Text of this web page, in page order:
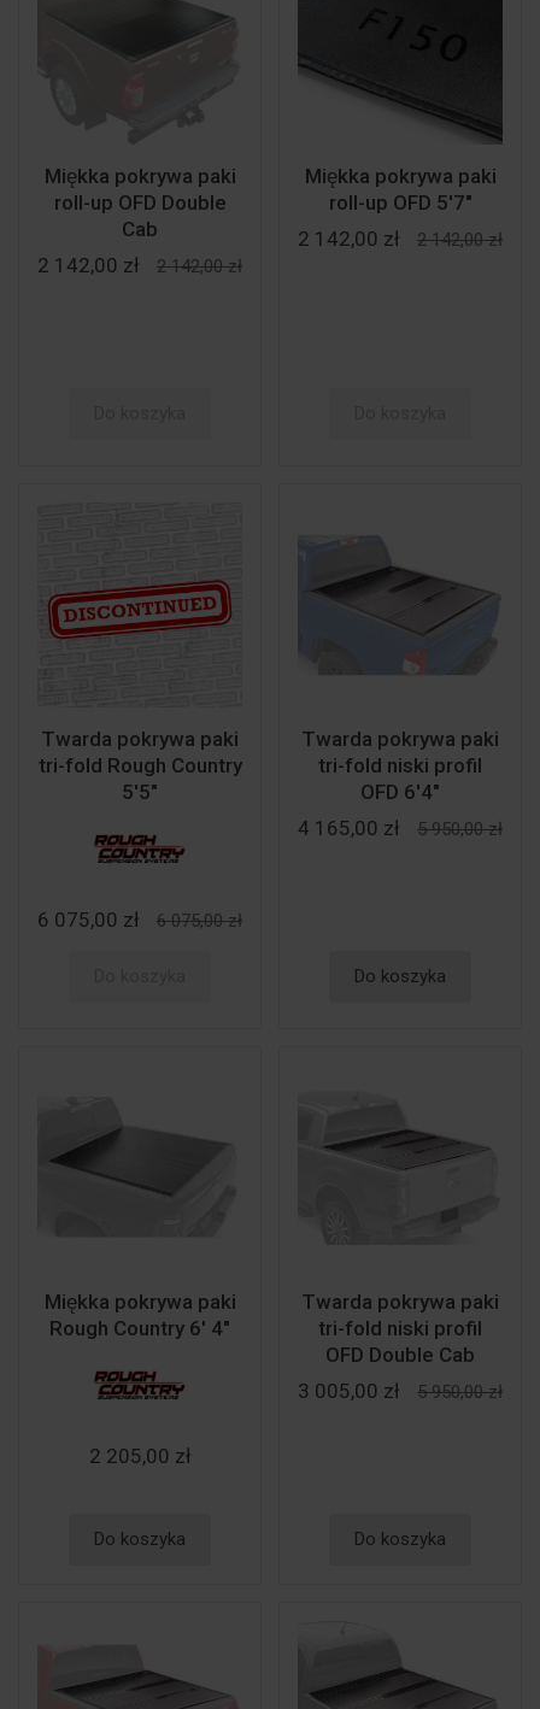
Miękka pokrywa paki
roll-up OFD Double
Cab
2 142,00 zł
2 142,00 zł
Miękka pokrywa paki
roll-up OFD 5'7"
2 142,00 zł
2 142,00 zł
Twarda pokrywa paki
tri-fold Rough Country
5'5"
6 075,00 zł 6 075,00 zł
Twarda pokrywa paki
tri-fold niski profil
OFD 6'4"
4 165,00 zł
5 950,00 zł
Do koszyka
Miękka pokrywa paki
Rough Country 6' 4"
2 205,00 zł
Do koszyka
Twarda pokrywa paki
tri-fold niski profil
OFD Double Cab
3 005,00 zł
5 950,00 zł
Do koszyka